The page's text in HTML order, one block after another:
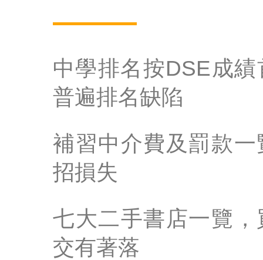
中學排名按DSE成
普遍排名缺陷
補習中介費及罰款
招損失
七大二手書店一覽
交有著落